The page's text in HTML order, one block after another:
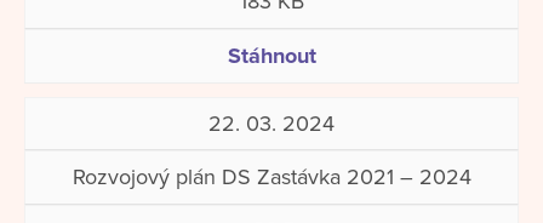
Stáhnout
22. 03. 2024
Rozvojový plán DS Zastávka 2021 – 2024